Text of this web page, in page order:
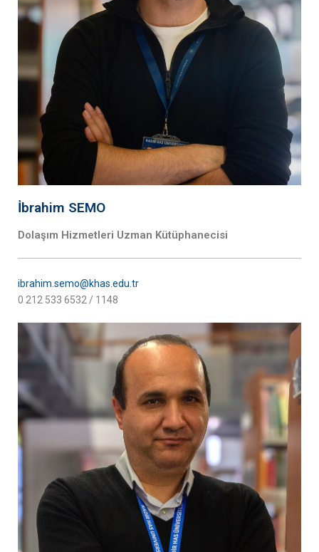
İbrahim SEMO
Dolaşım Hizmetleri Uzman Kütüphanecisi
ibrahim.semo@khas.edu.tr
0 212 533 6532 / 1148